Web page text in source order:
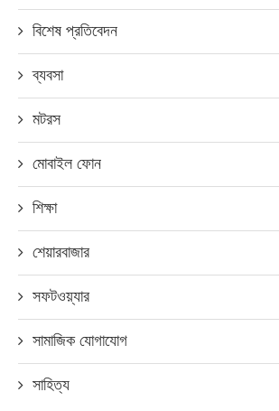
বিশেষ প্রতিবেদন
ব্যবসা
মটরস
মোবাইল ফোন
শিক্ষা
শেয়ারবাজার
সফটওয়্যার
সামাজিক যোগাযোগ
সাহিত্য